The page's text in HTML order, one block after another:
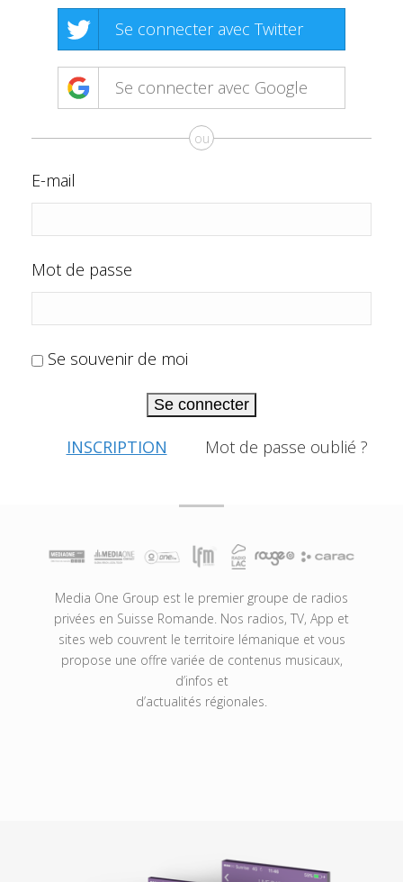
Se connecter avec Twitter
Se connecter avec Google
ou
E-mail
Mot de passe
Se souvenir de moi
Se connecter
INSCRIPTION Mot de passe oublié ?
Media One Group est le premier groupe de radios
privées en Suisse Romande. Nos radios, TV, App et
sites web couvrent le territoire lémanique et vous
propose une offre variée de contenus musicaux,
d’infos et
d’actualités régionales.